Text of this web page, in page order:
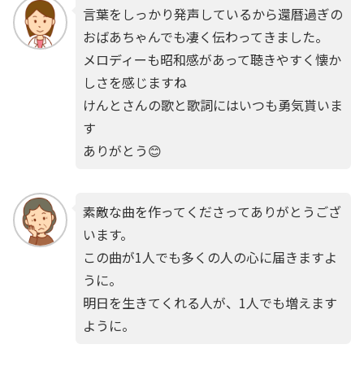
言葉をしっかり発声しているから還暦過ぎの
おばあちゃんでも凄く伝わってきました。
メロディーも昭和感があって聴きやすく懐か
しさを感じますね
けんとさんの歌と歌詞にはいつも勇気貰いま
す
ありがとう😊
素敵な曲を作ってくださってありがとうござ
います。
この曲が1人でも多くの人の心に届きますよ
うに。
明日を生きてくれる人が、1人でも増えます
ように。